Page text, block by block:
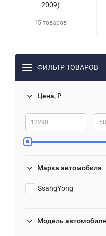
2009)
15 товаров
ФИЛЬТР ТОВАРОВ
Цена, ₽
Марка автомобиля
SsangYong
Модель автомобиля